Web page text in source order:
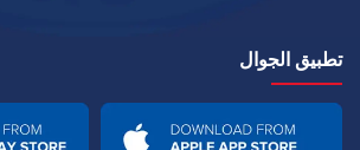
تطبيق الجوال